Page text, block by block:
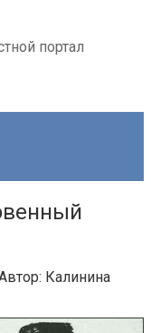
портал
Калинина